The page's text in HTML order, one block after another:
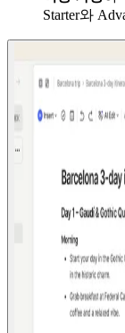
Starter와